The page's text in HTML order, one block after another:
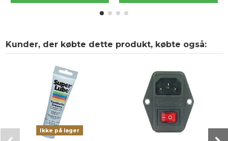
Kunder, der købte dette produkt, købte også:
Ikke på lager